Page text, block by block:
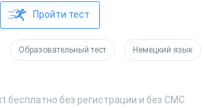
Пройти тест
Образовательный тест Немецкий язык
бесплатно без регистрации и без СМС